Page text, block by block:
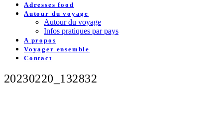
Adresses food
Autour du voyage
Autour du voyage
Infos pratiques par pays
A propos
Voyager ensemble
Contact
20230220_132832